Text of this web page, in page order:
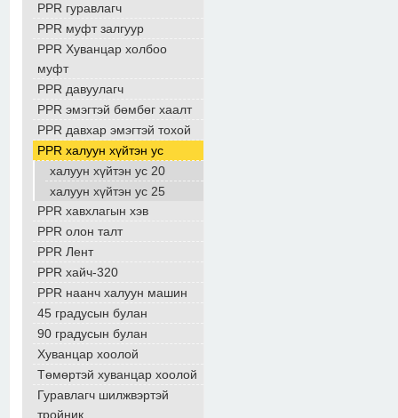
PPR гуравлагч
PPR муфт залгуур
PPR Хуванцар холбоо
муфт
PPR давуулагч
PPR эмэгтэй бөмбөг хаалт
PPR давхар эмэгтэй тохой
PPR халуун хүйтэн ус
халуун хүйтэн ус 20
халуун хүйтэн ус 25
PPR хавхлагын хэв
PPR олон талт
PPR Лент
PPR хайч-320
PPR наанч халуун машин
45 градусын булан
90 градусын булан
Хуванцар хоолой
Төмөртэй хуванцар хоолой
Гуравлагч шилжвэртэй
тройник